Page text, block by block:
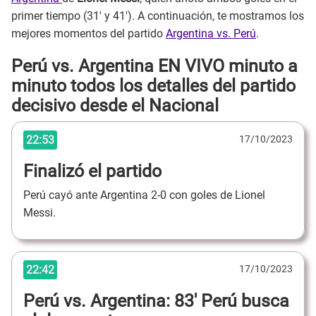
primer tiempo (31' y 41'). A continuación, te mostramos los
mejores momentos del partido Argentina vs. Perú.
Perú vs. Argentina EN VIVO minuto a
minuto todos los detalles del partido
decisivo desde el Nacional
22:53 17/10/2023
Finalizó el partido
Perú cayó ante Argentina 2-0 con goles de Lionel
Messi.
22:42 17/10/2023
Perú vs. Argentina: 83' Perú busca